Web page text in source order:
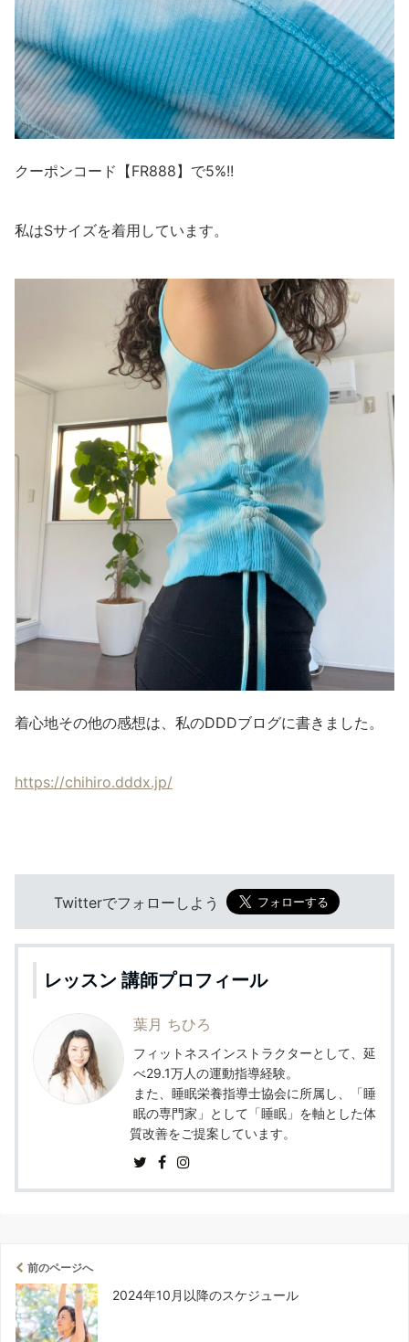
クーポンコード【FR888】で5%!!
私はSサイズを着用しています。
着心地その他の感想は、私のDDDブログに書きました。
https://chihiro.dddx.jp/
Twitterでフォローしよう
レッスン 講師プロフィール
葉月 ちひろ
フィットネスインストラクターとして、延
べ29.1万人の運動指導経験。
また、睡眠栄養指導士協会に所属し、「睡
眠の専門家」として「睡眠」を軸とした体
質改善をご提案しています。
前のページへ
2024年10月以降のスケジュール